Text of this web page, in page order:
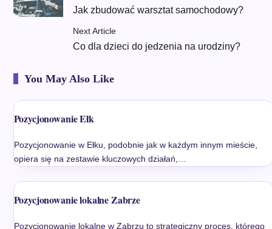
Jak zbudować warsztat samochodowy?
Next Article
Co dla dzieci do jedzenia na urodziny?
You May Also Like
Pozycjonowanie Ełk
Pozycjonowanie w Ełku, podobnie jak w każdym innym mieście,
opiera się na zestawie kluczowych działań,…
Pozycjonowanie lokalne Zabrze
Pozycjonowanie lokalne w Zabrzu to strategiczny proces, którego